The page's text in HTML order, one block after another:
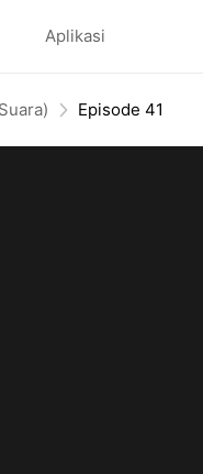
Aplikasi
Episode 41